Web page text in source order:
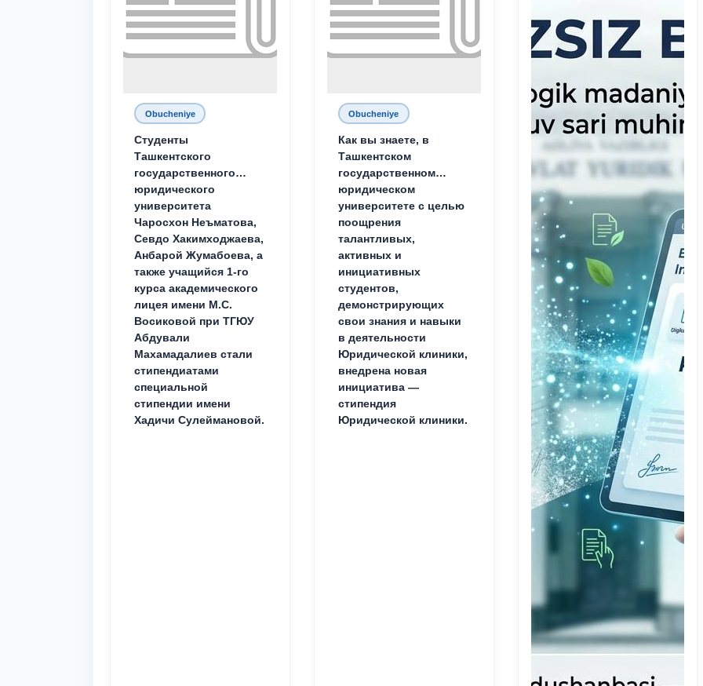
Obucheniye
Студенты
Ташкентского
государственного
юридического
университета
Чаросхон Неъматова,
Севдо Хакимходжаева,
Анбарой Жумабоева, а
также учащийся 1-го
курса академического
лицея имени М.С.
Восиковой при ТГЮУ
Абдували
Махамадалиев стали
стипендиатами
специальной
стипендии имени
Хадичи Сулеймановой.
Obucheniye
Как вы знаете, в
Ташкентском
государственном
юридическом
университете с целью
поощрения
талантливых,
активных и
инициативных
студентов,
демонстрирующих
свои знания и навыки
в деятельности
Юридической клиники,
внедрена новая
инициатива —
стипендия
Юридической клиники.